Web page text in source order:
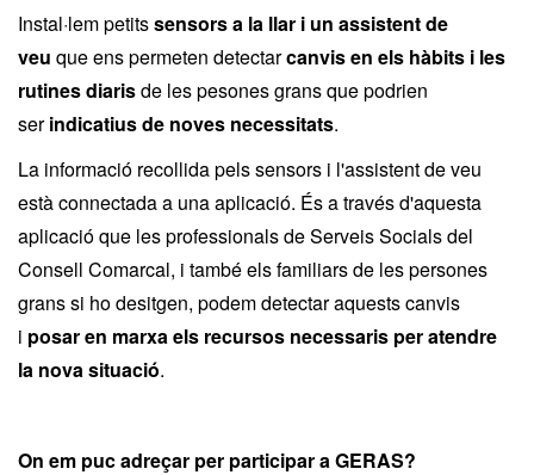
Instal·lem petitssensors a la llar i un assistent de
veu que ens permeten detectarcanvis en els hàbits i les
rutines diarisde les pesones grans que podrien
serindicatius de noves necessitats.
La informació recollida pels sensors i l'assistent de veu
està connectada a una aplicació. És a través d'aquesta
aplicació que les professionals de Serveis Socials del
Consell Comarcal, i també els familiars de les persones
grans si ho desitgen, podem detectar aquests canvis
i posar en marxa els recursos necessaris per atendre
la nova situació.
On em puc adreçar per participar a GERAS?